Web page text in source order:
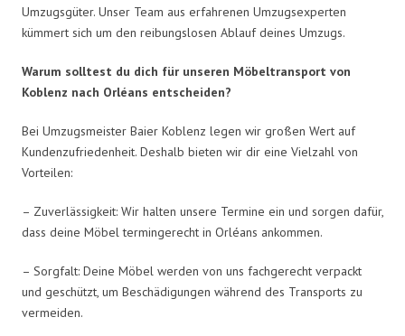
Umzugsgüter. Unser Team aus erfahrenen Umzugsexperten
kümmert sich um den reibungslosen Ablauf deines Umzugs.
Warum solltest du dich für unseren Möbeltransport von
Koblenz nach Orléans entscheiden?
Bei Umzugsmeister Baier Koblenz legen wir großen Wert auf
Kundenzufriedenheit. Deshalb bieten wir dir eine Vielzahl von
Vorteilen:
– Zuverlässigkeit: Wir halten unsere Termine ein und sorgen dafür,
dass deine Möbel termingerecht in Orléans ankommen.
– Sorgfalt: Deine Möbel werden von uns fachgerecht verpackt
und geschützt, um Beschädigungen während des Transports zu
vermeiden.